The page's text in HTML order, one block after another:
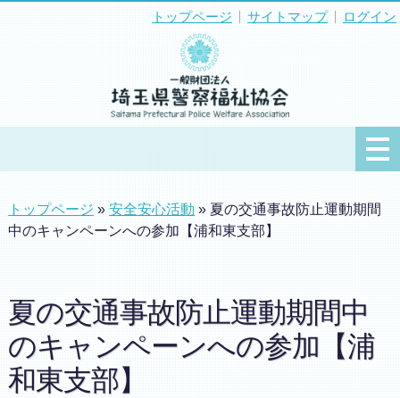
トップページ サイトマップ ログイン
トップページ »安全安心活動 » 夏の交通事故防止運動期間
中のキャンペーンへの参加【浦和東支部】
夏の交通事故防止運動期間中
のキャンペーンへの参加【浦
和東支部】